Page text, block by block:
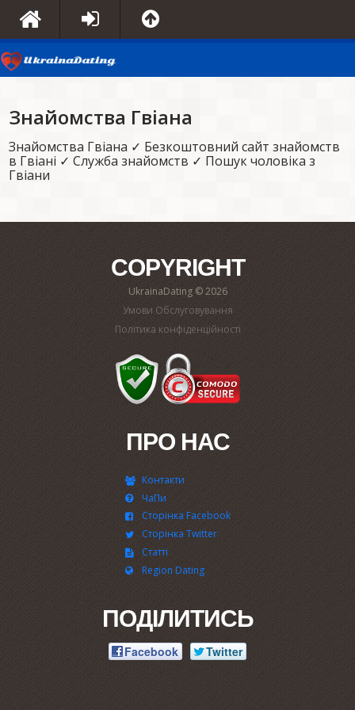
Знайомства Гвіана
Знайомства Гвіана ✓ Безкоштовний сайт знайомств
в Гвіані ✓ Служба знайомств ✓ Пошук чоловіка з
Гвіани
COPYRIGHT
UkrainaDating © 2026
Умови Обслуговування
Політика конфіденційності
ПРО НАС
Контакти
ЧаПи
Сторінка Facebook
Сторінка Twitter
Статті
Region Dating
ПОДІЛИТИСЬ
Facebook Twitter